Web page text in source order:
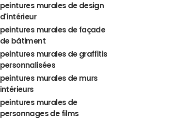
peintures murales de design
d'intérieur
peintures murales de façade
de bâtiment
peintures murales de graffitis
personnalisées
peintures murales de murs
intérieurs
peintures murales de
personnages de films